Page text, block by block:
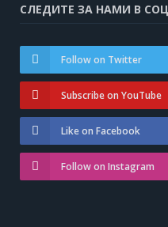
СЛЕДИТЕ ЗА НАМИ В
Follow on Twitter
Subscribe on YouTube
Like on Facebook
Follow on Instagram